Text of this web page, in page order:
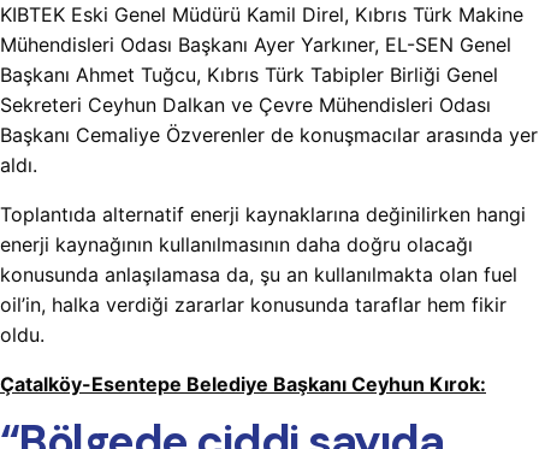
KIBTEK Eski Genel Müdürü Kamil Direl, Kıbrıs Türk Makine
Mühendisleri Odası Başkanı Ayer Yarkıner, EL-SEN Genel
Başkanı Ahmet Tuğcu, Kıbrıs Türk Tabipler Birliği Genel
Sekreteri Ceyhun Dalkan ve Çevre Mühendisleri Odası
Başkanı Cemaliye Özverenler de konuşmacılar arasında yer
aldı.
Toplantıda alternatif enerji kaynaklarına değinilirken hangi
enerji kaynağının kullanılmasının daha doğru olacağı
konusunda anlaşılamasa da, şu an kullanılmakta olan fuel
oil’in, halka verdiği zararlar konusunda taraflar hem fikir
oldu.
Çatalköy-Esentepe Belediye Başkanı Ceyhun Kırok: